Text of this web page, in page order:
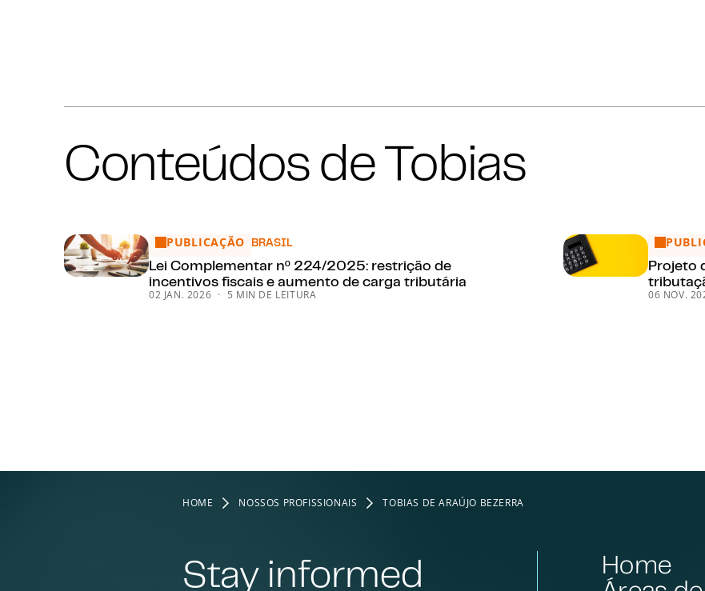
Conteúdos de Tobias
Lei Complementar nº 224/2025: restrição de incentivos fiscais e aumento de carga tributária
PUBLICAÇÃO BRASIL
Lei Complementar nº 224/2025: restrição de
incentivos fiscais e aumento de carga tributária
02 JAN. 2026 5 MIN DE LEITURA
Projeto
Projeto
06 NOV.
HOME NOSSOS PROFISSIONAIS TOBIAS DE ARAÚJO BEZERRA
Stay informed
Home